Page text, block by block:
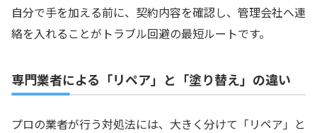
自分で手を加える前に、契約内容を確認し、管理会社へ連
絡を入れることがトラブル回避の最短ルートです。
専門業者による「リペア」と「塗り替え」の違い
プロの業者が行う対処法には、大きく分けて「リペア」と